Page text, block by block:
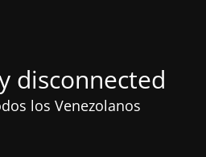
disconnected
los Venezolanos